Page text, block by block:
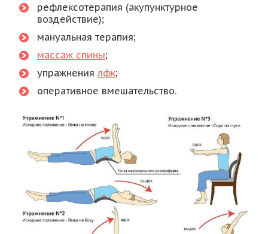
рефлексотерапия (акупунктурное
воздействие);
мануальная терапия;
массаж спины;
упражнениялфк;
оперативное вмешательство.